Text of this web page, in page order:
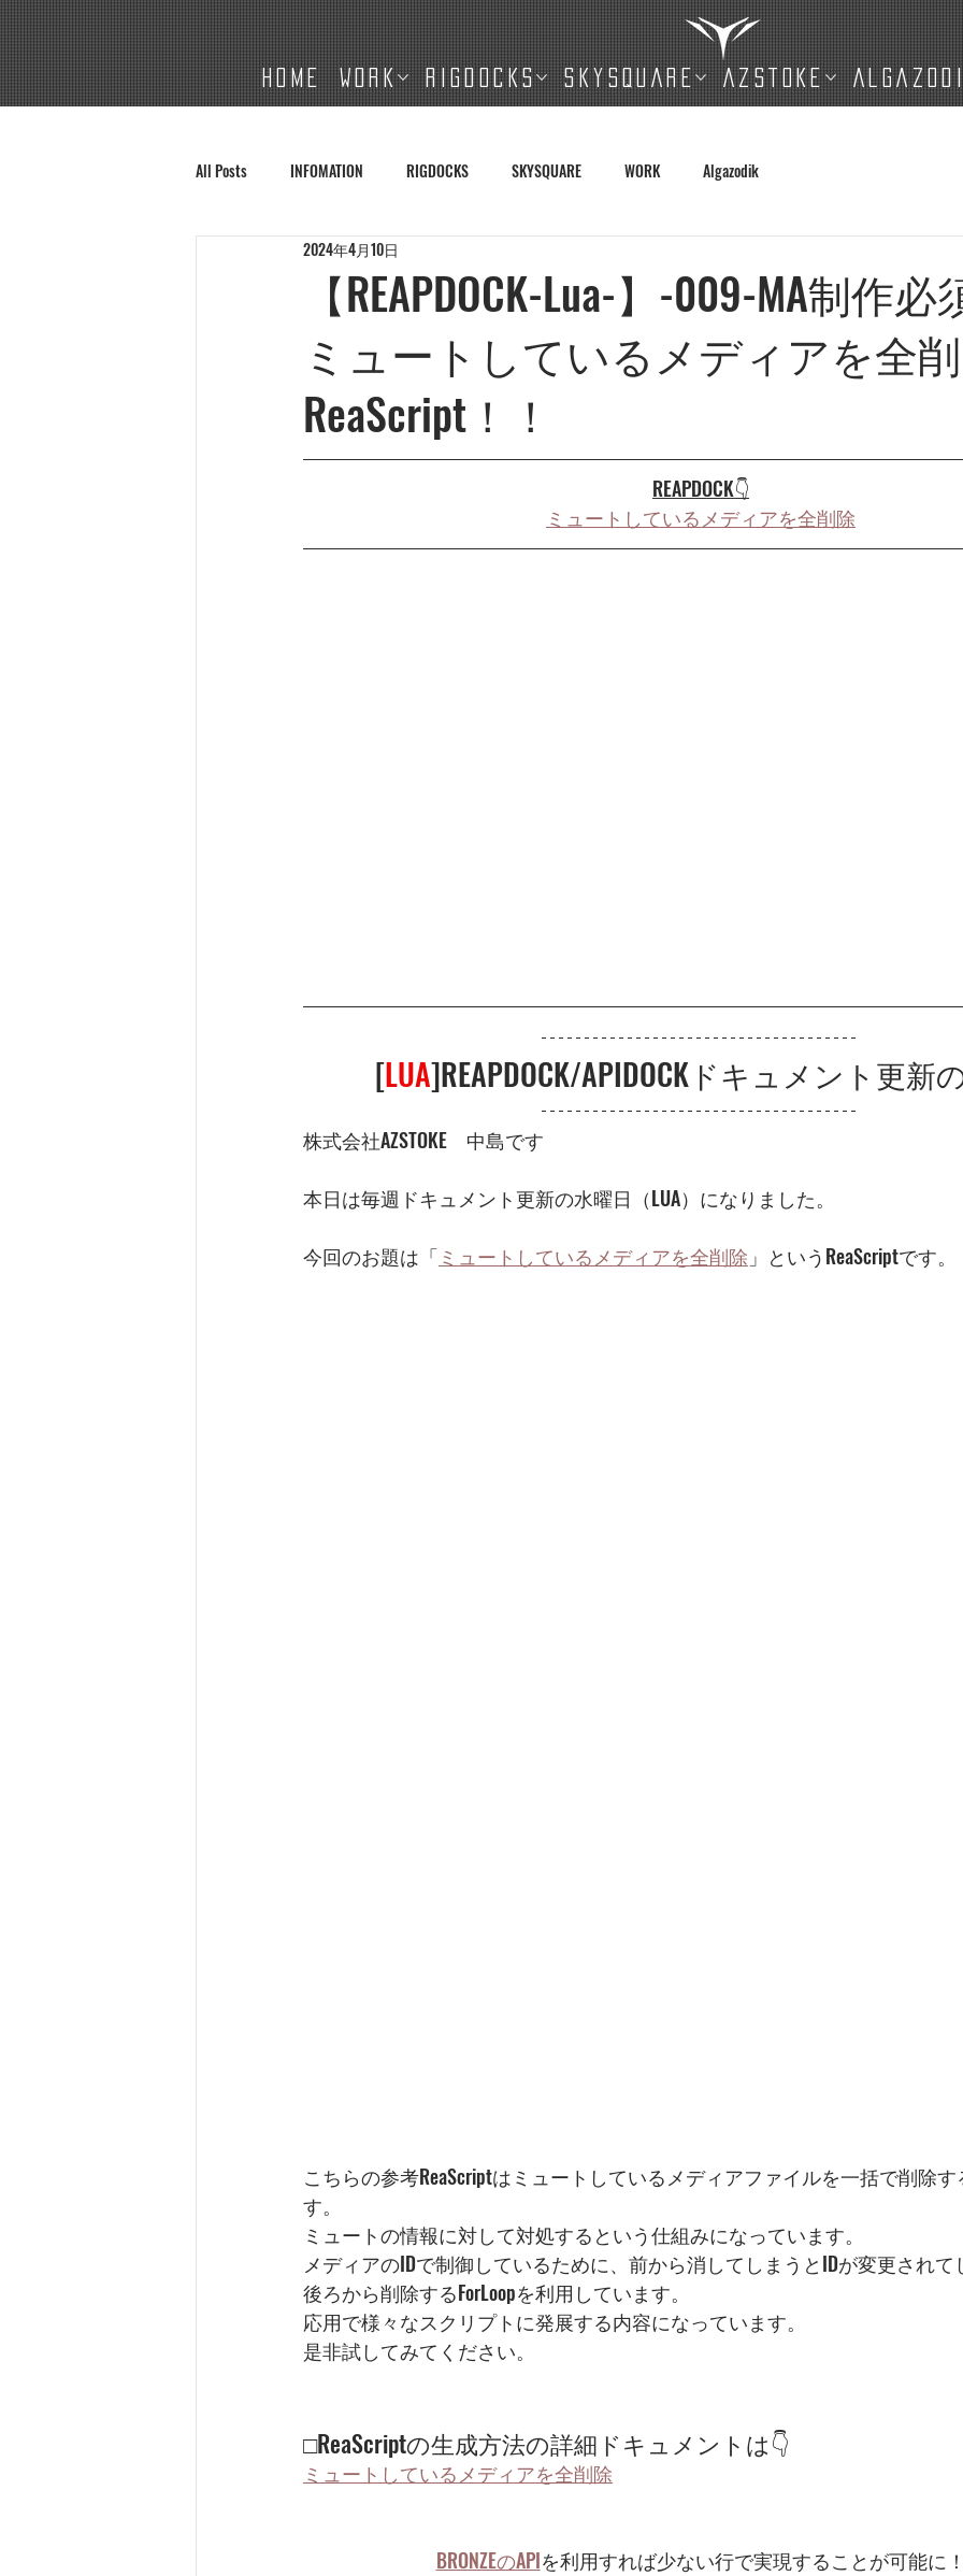
HOME WORK RIGDOCKS SKYSQUARE AZSTOKE
All Posts INFOMATION RIGDOCKS SKYSQUARE WORK Algazodik
【REAPDOCK-Lua-】-009-MA制作
ミュートしているメディアを全
ReaScript！！
2024年4月10日
REAPDOCK👇
ミュートしているメディアを全削除
[LUA]REAPDOCK/APIDOCKドキュメント更新
株式会社AZSTOKE　中島です
本日は毎週ドキュメント更新の水曜日（LUA）になりました。
今回のお題は 「ミュートしているメディアを全削除 」 というReaScriptです。
こちらの参考ReaScriptはミュートしているメディアファイルを一括で削除す
す。
ミュートの情報に対して対処するという仕組みになっています。
メディアのIDで制御しているために、前から消してしまうとIDが変更され
後ろから削除するForLoopを利用しています。
応用で様々なスクリプトに発展する内容になっています。
是非試してみてください。
□ReaScriptの生成方法の詳細ドキュメントは👇
ミュートしているメディアを全削除
BRONZEのAPIを利用すれば少ない行で実現することが可能に